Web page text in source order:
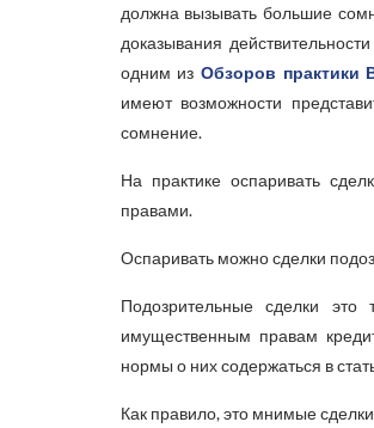
должна вызывать большие
доказывания
одним изОбзоров практики
имеют возможности
сомнение.
На практике оспаривать
правами.
Оспаривать можно сделки
Подозрительные сделки
имущественным правам
нормы о них содержаться в
Как правило, это мнимые